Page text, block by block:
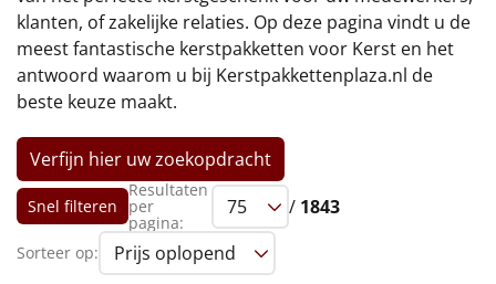
Alle kerstpakketten 2026
Thema
Origineel
Rituals
Luxe
Mannen
klanten, of zakelijke relaties. Op deze pagina vindt u de
meest fantastische kerstpakketten voor Kerst en het
antwoord waarom u bij Kerstpakkettenplaza.nl de
beste keuze maakt.
Verfijn hier uw zoekopdracht
Snel filteren
Resultaten
per
pagina:
/ 1843
Sorteer op: